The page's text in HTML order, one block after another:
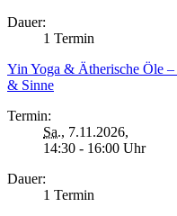
Dauer:
1 Termin
Yin Yoga & Ätherische Öle
& Sinne
Termin:
Sa., 7.11.2026,
14:30 - 16:00 Uhr
Dauer:
1 Termin